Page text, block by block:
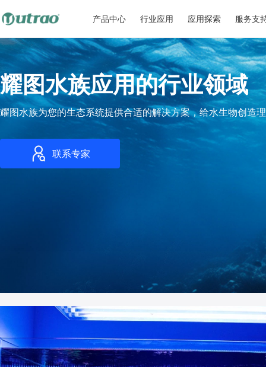
产品中心 行业应用 应用探索 服务支
耀图水族应用的行业领域
耀图水族为您的生态系统提供合适的解决方案，给水生物创造
联系专家